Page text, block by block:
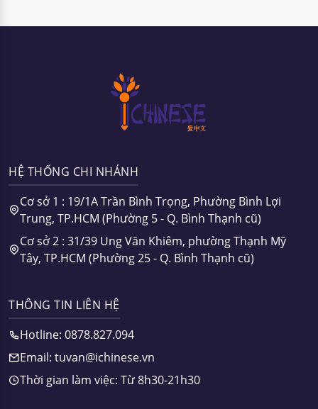
HỆ THỐNG CHI NHÁNH
Cơ sở 1 : 19/1A Trần Bình Trọng, Phường Bình Lợi
Trung, TP.HCM (Phường 5 - Q. Bình Thạnh cũ)
Cơ sở 2 : 31/39 Ung Văn Khiêm, phường Thạnh Mỹ
Tây, TP.HCM (Phường 25 - Q. Bình Thạnh cũ)
THÔNG TIN LIÊN HỆ
Hotline: 0878.827.094
Email: tuvan@ichinese.vn
Thời gian làm việc: Từ 8h30-21h30